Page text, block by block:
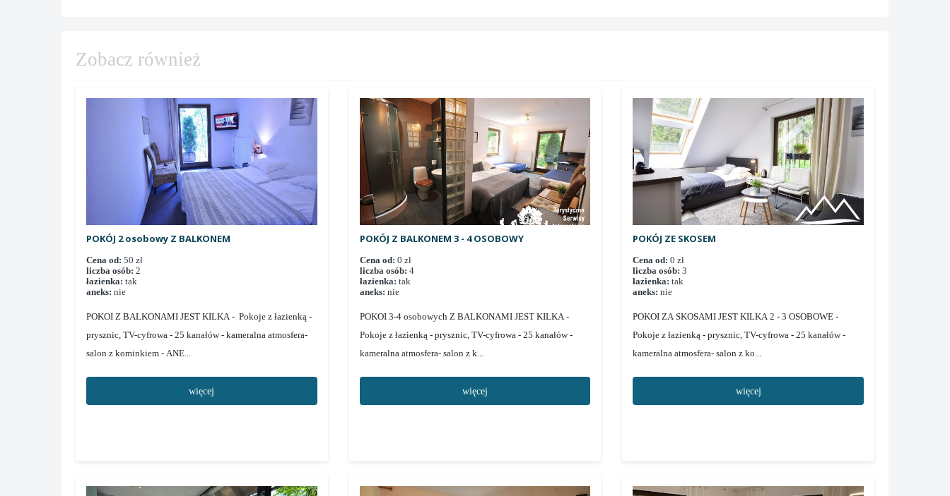
Zobacz również
POKÓJ 2 osobowy Z BALKONEM
Cena od: 50 zł
liczba osób: 2
łazienka: tak
aneks: nie
POKOI Z BALKONAMI JEST KILKA - Pokoje z łazienką -
prysznic, TV-cyfrowa - 25 kanałów - kameralna atmosfera-
salon z kominkiem - ANE...
więcej
POKÓJ Z BALKONEM 3 - 4 OSOBOWY
Cena od: 0 zł
liczba osób: 4
łazienka: tak
aneks: nie
POKOI 3-4 osobowych Z BALKONAMI JEST KILKA -
Pokoje z łazienką - prysznic, TV-cyfrowa - 25 kanałów -
kameralna atmosfera- salon z k...
więcej
POKÓJ ZE SKOSEM
Cena od: 0 zł
liczba osób: 3
łazienka: tak
aneks: nie
POKOI ZA SKOSAMI JEST KILKA 2 - 3 OSOBOWE -
Pokoje z łazienką - prysznic, TV-cyfrowa - 25 kanałów -
kameralna atmosfera- salon z ko...
więcej